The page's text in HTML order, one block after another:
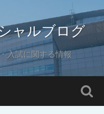
ャルブログ
入試に関する情報